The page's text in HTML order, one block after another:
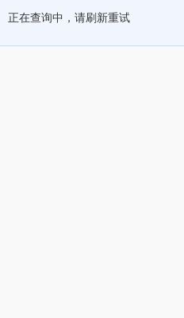
正在查询中，请刷新重试